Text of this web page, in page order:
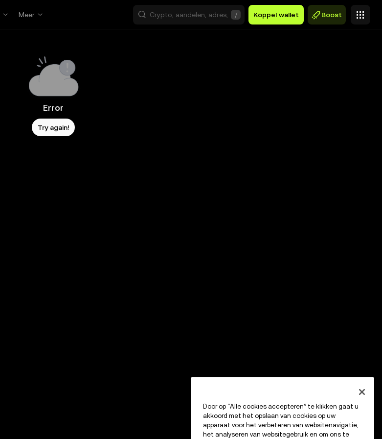
Meer / Koppel wallet Boost
Error
Try again!
Door op “Alle cookies accepteren” te klikken gaat u
akkoord met het opslaan van cookies op uw
apparaat voor het verbeteren van websitenavigatie,
het analyseren van websitegebruik en om ons te